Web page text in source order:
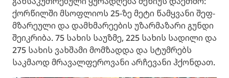
ქორწილში მსოფლიოს 25-ზე მეტი წამყვანი შეფ-
მზარეული და დამხმარეების უზარმაზარი გუნდი
შეიკრიბა. 75 სახის საუზმე, 225 სახის სადილი და
275 სახის ვახშამი მომზადდა და სტუმრებს
საკმაოდ მრავალფეროვანი არჩევანი ჰქონდათ.